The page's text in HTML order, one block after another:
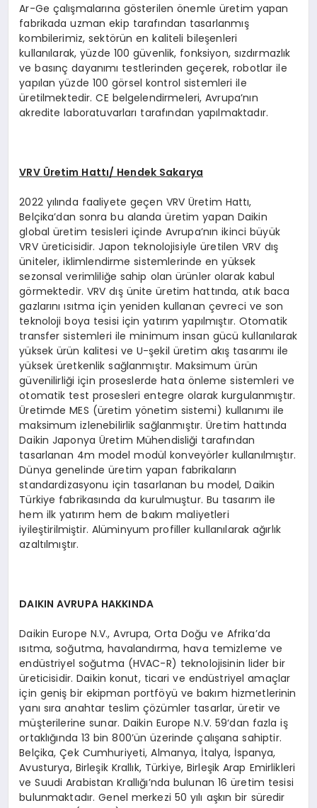
Ar-Ge çalışmalarına gösterilen önemle üretim yapan
fabrikada uzman ekip tarafından tasarlanmış
kombilerimiz, sektörün en kaliteli bileşenleri
kullanılarak, yüzde 100 güvenlik, fonksiyon, sızdırmazlık
ve basınç dayanımı testlerinden geçerek, robotlar ile
yapılan yüzde 100 görsel kontrol sistemleri ile
üretilmektedir. CE belgelendirmeleri, Avrupa’nın
akredite laboratuvarları tarafından yapılmaktadır.
VRV Üretim Hattı/ Hendek Sakarya
2022 yılında faaliyete geçen VRV Üretim Hattı,
Belçika’dan sonra bu alanda üretim yapan Daikin
global üretim tesisleri içinde Avrupa’nın ikinci büyük
VRV üreticisidir. Japon teknolojisiyle üretilen VRV dış
üniteler, iklimlendirme sistemlerinde en yüksek
sezonsal verimliliğe sahip olan ürünler olarak kabul
görmektedir. VRV dış ünite üretim hattında, atık baca
gazlarını ısıtma için yeniden kullanan çevreci ve son
teknoloji boya tesisi için yatırım yapılmıştır. Otomatik
transfer sistemleri ile minimum insan gücü kullanılarak
yüksek ürün kalitesi ve U-şekil üretim akış tasarımı ile
yüksek üretkenlik sağlanmıştır. Maksimum ürün
güvenilirliği için proseslerde hata önleme sistemleri ve
otomatik test prosesleri entegre olarak kurgulanmıştır.
Üretimde MES (üretim yönetim sistemi) kullanımı ile
maksimum izlenebilirlik sağlanmıştır. Üretim hattında
Daikin Japonya Üretim Mühendisliği tarafından
tasarlanan 4m model modül konveyörler kullanılmıştır.
Dünya genelinde üretim yapan fabrikaların
standardizasyonu için tasarlanan bu model, Daikin
Türkiye fabrikasında da kurulmuştur. Bu tasarım ile
hem ilk yatırım hem de bakım maliyetleri
iyileştirilmiştir. Alüminyum profiller kullanılarak ağırlık
azaltılmıştır.
DAIKIN AVRUPA HAKKINDA
Daikin Europe N.V., Avrupa, Orta Doğu ve Afrika’da
ısıtma, soğutma, havalandırma, hava temizleme ve
endüstriyel soğutma (HVAC-R) teknolojisinin lider bir
üreticisidir. Daikin konut, ticari ve endüstriyel amaçlar
için geniş bir ekipman portföyü ve bakım hizmetlerinin
yanı sıra anahtar teslim çözümler tasarlar, üretir ve
müşterilerine sunar. Daikin Europe N.V. 59‘dan fazla iş
ortaklığında 13 bin 800’ün üzerinde çalışana sahiptir.
Belçika, Çek Cumhuriyeti, Almanya, İtalya, İspanya,
Avusturya, Birleşik Krallık, Türkiye, Birleşik Arap Emirlikleri
ve Suudi Arabistan Krallığı’nda bulunan 16 üretim tesisi
bulunmaktadır. Genel merkezi 50 yılı aşkın bir süredir